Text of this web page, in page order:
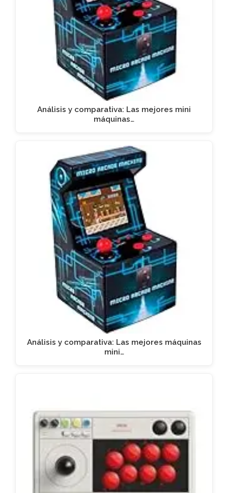
Análisis y comparativa: Las mejores mini
máquinas…
Análisis y comparativa: Las mejores máquinas
mini…